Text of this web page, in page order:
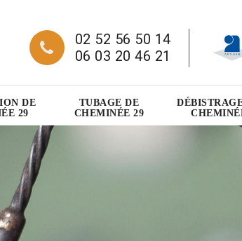
02 52 56 50 14
06 03 20 46 21
DE
29
TUBAGE DE
CHEMINÉE 29